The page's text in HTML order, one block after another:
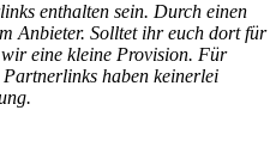
enthalten sein. Durch einen
Anbieter. Solltet ihr euch dort für
eine kleine Provision. Für
haben keinerlei